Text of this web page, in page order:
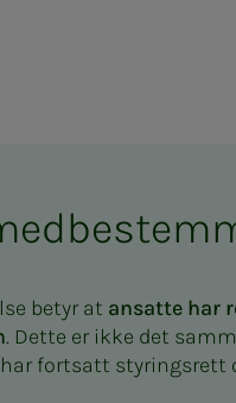
betyr at ansatte har
. Dette er ikke det
fortsatt styringsrett